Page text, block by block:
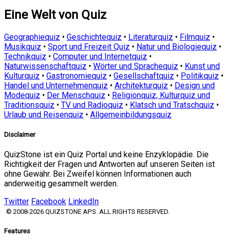
Eine Welt von Quiz
Geographiequiz • Geschichtequiz • Literaturquiz • Filmquiz •
Musikquiz • Sport und Freizeit Quiz • Natur und Biologiequiz •
Technikquiz • Computer und Internetquiz •
Naturwissenschaftquiz • Wörter und Sprachequiz • Kunst und
Kulturquiz • Gastronomiequiz • Gesellschaftquiz • Politikquiz •
Handel und Unternehmenquiz • Architekturquiz • Design und
Modequiz • Der Menschquiz • Religionquiz, Kulturquiz und
Traditionsquiz • TV und Radioquiz • Klatsch und Tratschquiz •
Urlaub und Reisenquiz • Allgemeinbildungsquiz
Disclaimer
QuizStone ist ein Quiz Portal und keine Enzyklopädie. Die
Richtigkeit der Fragen und Antworten auf unseren Seiten ist
ohne Gewähr. Bei Zweifel können Informationen auch
anderweitig gesammelt werden.
Twitter Facebook LinkedIn
© 2008-2026 QUIZSTONE APS. ALL RIGHTS RESERVED.
Features